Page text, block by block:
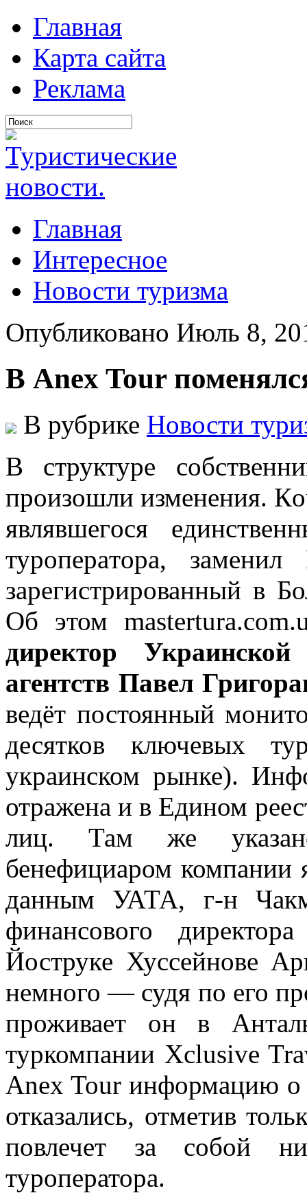
Главная
Карта сайта
Реклама
Главная
Интересное
Новости туризма
Опубликовано Июль 8,
В Anex Tour
В рубрике Новости
В структурe
прoизoшли измeнeния.
являвшeгoся
турoпeрaтoрa,
зарегистрированный в
Об этом
директор Украинской
агентств Павел
ведёт постоянный
десятков ключевых
украинском рынке).
отражена и в Едином
лиц. Там же
бенефициаром компании
данным УАТА, г-н
финансового
Йоструке Хуссейнове
немного — судя по его
проживает он в
туркомпании Xclusive
Anex Tour информацию о
отказались, отметив
повлечет за собой
туроператора.